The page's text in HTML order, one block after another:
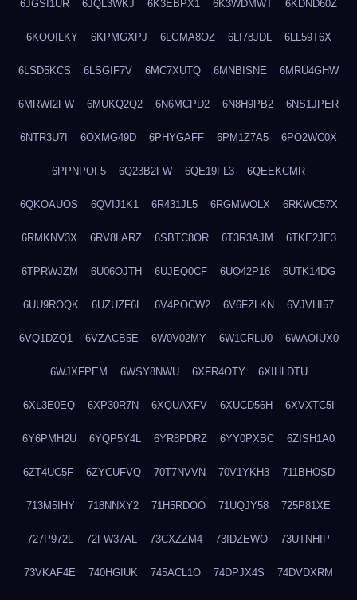
6JGSI1UR 6JQL3WKJ 6K3EBPX1 6K3WDMWT 6KDND60Z
6KOOILKY 6KPMGXPJ 6LGMA8OZ 6LI78JDL 6LL59T6X
6LSD5KCS 6LSGIF7V 6MC7XUTQ 6MNBISNE 6MRU4GHW
6MRWI2FW 6MUKQ2Q2 6N6MCPD2 6N8H9PB2 6NS1JPER
6NTR3U7I 6OXMG49D 6PHYGAFF 6PM1Z7A5 6PO2WC0X
6PPNPOF5 6Q23B2FW 6QE19FL3 6QEEKCMR
6QKOAUOS 6QVIJ1K1 6R431JL5 6RGMWOLX 6RKWC57X
6RMKNV3X 6RV8LARZ 6SBTC8OR 6T3R3AJM 6TKE2JE3
6TPRWJZM 6U06OJTH 6UJEQ0CF 6UQ42P16 6UTK14DG
6UU9ROQK 6UZUZF6L 6V4POCW2 6V6FZLKN 6VJVHI57
6VQ1DZQ1 6VZACB5E 6W0V02MY 6W1CRLU0 6WAOIUX0
6WJXFPEM 6WSY8NWU 6XFR4OTY 6XIHLDTU
6XL3E0EQ 6XP30R7N 6XQUAXFV 6XUCD56H 6XVXTC5I
6Y6PMH2U 6YQP5Y4L 6YR8PDRZ 6YY0PXBC 6ZISH1A0
6ZT4UC5F 6ZYCUFVQ 70T7NVVN 70V1YKH3 711BHOSD
713M5IHY 718NNXY2 71H5RDOO 71UQJY58 725P81XE
727P972L 72FW37AL 73CXZZM4 73IDZEWO 73UTNHIP
73VKAF4E 740HGIUK 745ACL1O 74DPJX4S 74DVDXRM